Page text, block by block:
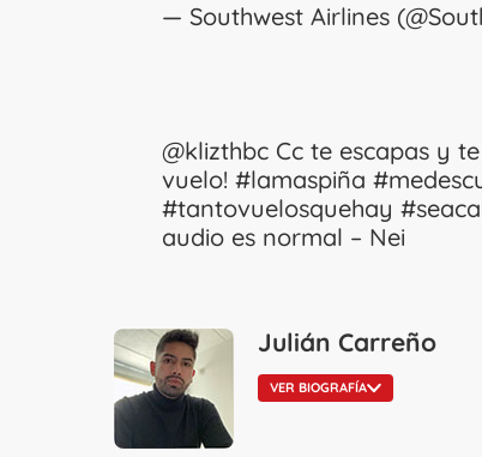
— Southwest Airlines
@klizthbc Cc te escapas y
vuelo! #lamaspiña
#tantovuelosquehay
audio es normal – Nei
Julián Carreño
VER BIOGRAFÍA